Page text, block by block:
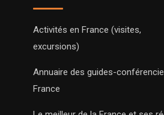
Activités en France (visites,
excursions)
Annuaire des guides-
France